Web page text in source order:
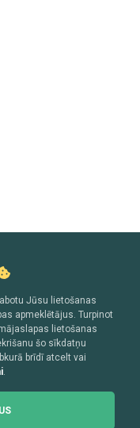
Jūsu lietošanas
apmeklētājus. Turpinot
lietošanas
šo sīkdatņu
brīdī atcelt vai
.